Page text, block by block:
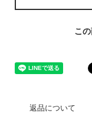
こ
返品について